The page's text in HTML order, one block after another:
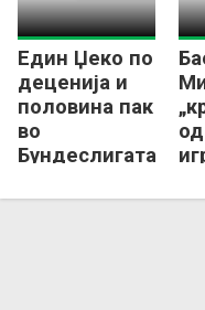
Един Џеко по
деценија и
половина пак
во
Бундеслигата